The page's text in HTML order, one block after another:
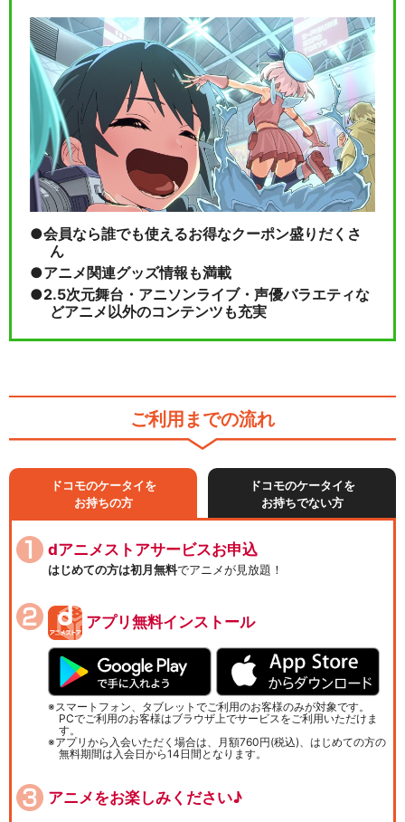
ミュージカル「忍たま乱太
郎」第5弾再演～新たな…
ミュージカル「忍たま乱太
郎」第6弾再演～凶悪な…
会員なら誰でも使えるお得なクーポン盛りだくさ
ん
アニメ関連グッズ情報も満載
2.5次元舞台・アニソンライブ・声優バラエティな
どアニメ以外のコンテンツも充実
ご利用までの流れ
ドコモのケータイを
お持ちの方
ドコモのケータイを
お持ちでない方
dアニメストアサービスお申込
はじめての方は初月無料でアニメが見放題！
アプリ無料インストール
スマートフォン、タブレットでご利用のお客様のみが対象です。
PCでご利用のお客様はブラウザ上でサービスをご利用いただけま
す。
アプリから入会いただく場合は、月額760円(税込)、はじめての方の
無料期間は入会日から14日間となります。
アニメをお楽しみください♪